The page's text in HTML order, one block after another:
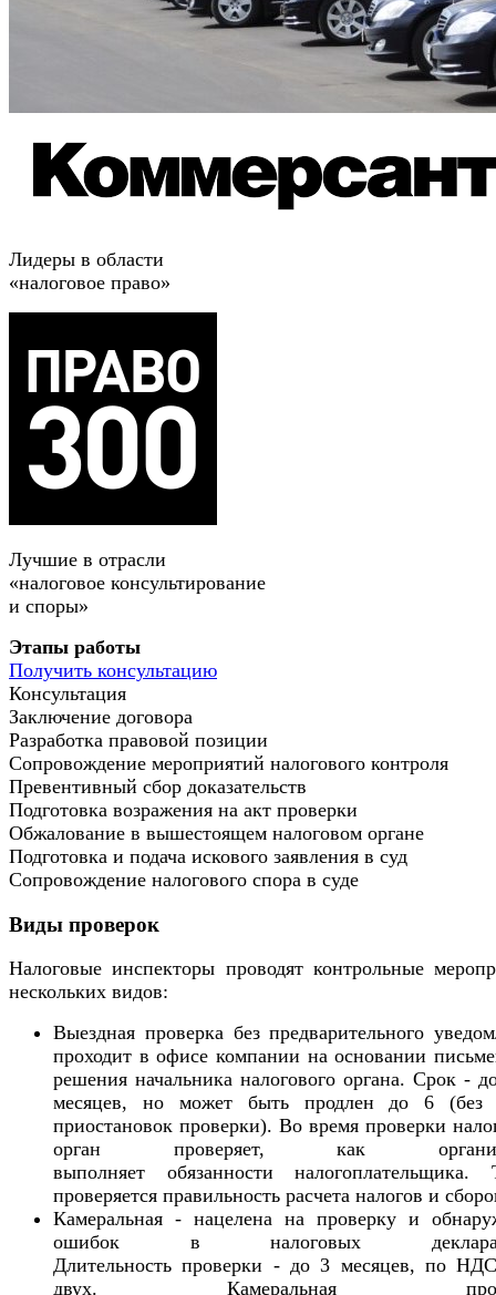
Лидеры в области
«налоговое право»
Лучшие в отрасли
«налоговое консультирование
и споры»
Этапы работы
Получить консультацию
Консультация
Заключение договора
Разработка правовой позиции
Сопровождение мероприятий налогового контроля
Превентивный сбор доказательств
Подготовка возражения на акт проверки
Обжалование в вышестоящем налоговом органе
Подготовка и подача искового заявления в суд
Сопровождение налогового спора в суде
Виды проверок
Налоговые инспекторы проводят контрольные
нескольких видов:
Выездная проверка без предварительного
проходит в офисе компании на основании
решения начальника налогового органа. Срок -
месяцев, но может быть продлен до 6 (без
приостановок проверки). Во время проверки
орган проверяет, как
выполняет обязанности налогоплательщика.
проверяется правильность расчета налогов и
Камеральная - нацелена на проверку и
ошибок в налоговых
Длительность проверки - до 3 месяцев, по
двух. Камеральная